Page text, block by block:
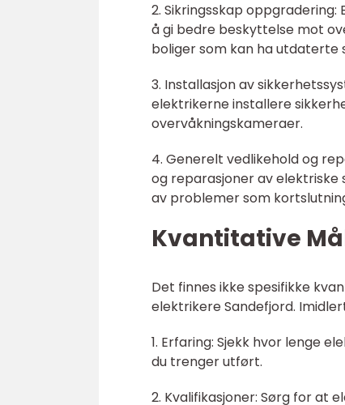
2. Sikringsskap
å gi bedre beskyttelse mot
boliger som kan ha utdaterte
3. Installasjon av
elektrikerne installere
overvåkningskameraer.
4. Generelt vedlikehold og
og reparasjoner av
av problemer som
Kvantitative
Det finnes ikke spesifikke
elektrikere Sandefjord.
1. Erfaring: Sjekk hvor lenge
du trenger utført.
2. Kvalifikasjoner: Sørg for at